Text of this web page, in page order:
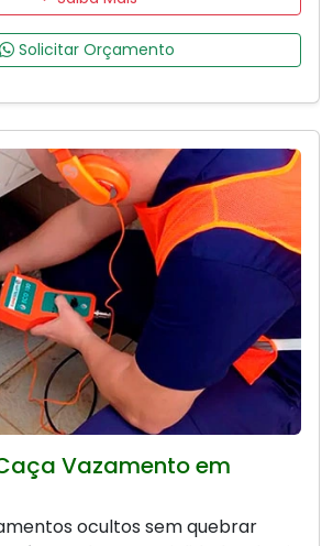
Solicitar Orçamento
Vazamento em
ocultos sem quebrar